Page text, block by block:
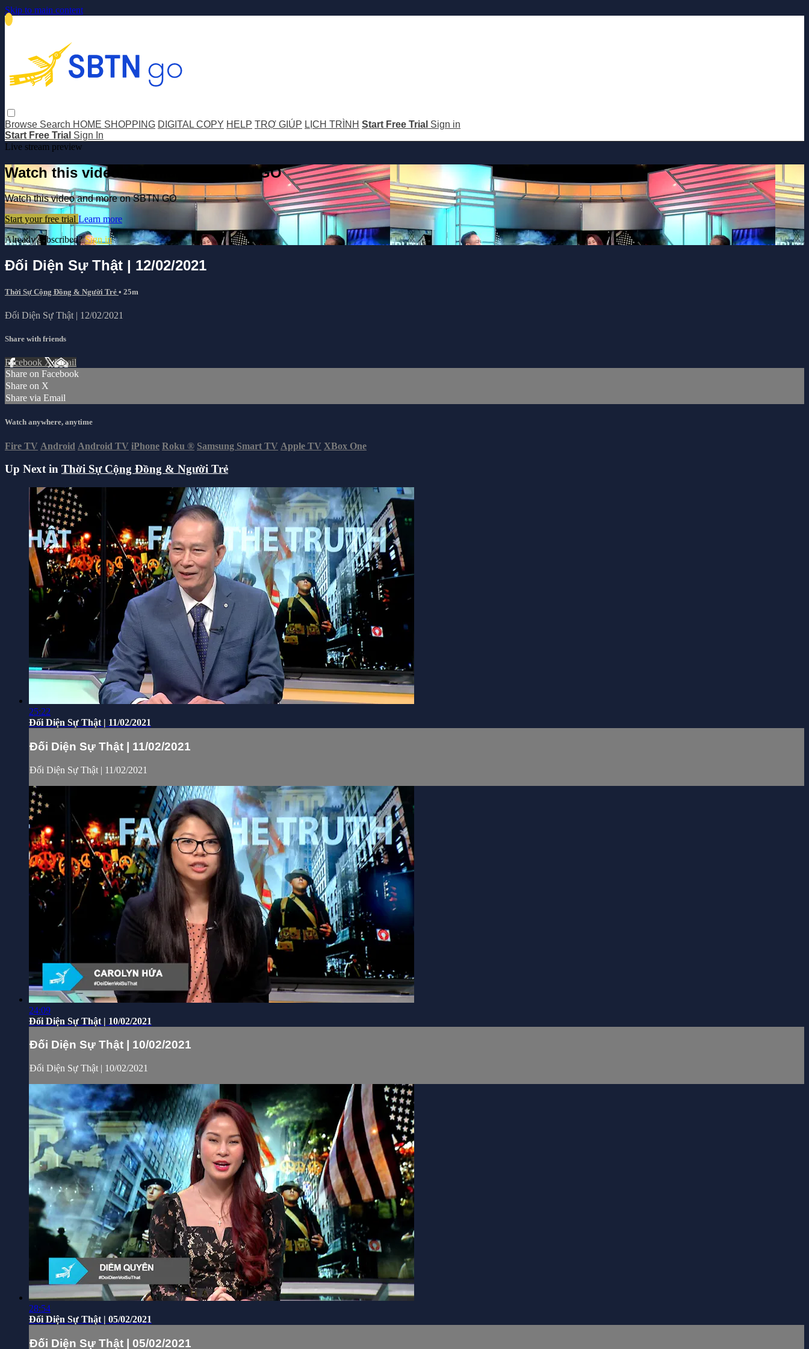
Skip to main content
Browse Search HOME SHOPPING DIGITAL COPY HELP TRỢ GIÚP LỊCH TRÌNH Start Free Trial Sign in
Start Free Trial Sign In
Live stream preview
Watch this video and more on SBTN GO
Watch this video and more on SBTN GO
Start your free trial Learn more
Already subscribed?Sign in
Đối Diện Sự Thật | 12/02/2021
Thời Sự Cộng Đồng & Người Trẻ • 25m
Đối Diện Sự Thật | 12/02/2021
Share with friends
Facebook XEmail
Share on Facebook
Share on X
Share via Email
Watch anywhere, anytime
Fire TV Android Android TV iPhone Roku ® Samsung Smart TV Apple TV XBox One
Up Next in Thời Sự Cộng Đồng & Người Trẻ
25:22
Đối Diện Sự Thật | 11/02/2021
Đối Diện Sự Thật | 11/02/2021
Đối Diện Sự Thật | 11/02/2021
24:09
Đối Diện Sự Thật | 10/02/2021
Đối Diện Sự Thật | 10/02/2021
Đối Diện Sự Thật | 10/02/2021
28:54
Đối Diện Sự Thật | 05/02/2021
Đối Diện Sự Thật | 05/02/2021